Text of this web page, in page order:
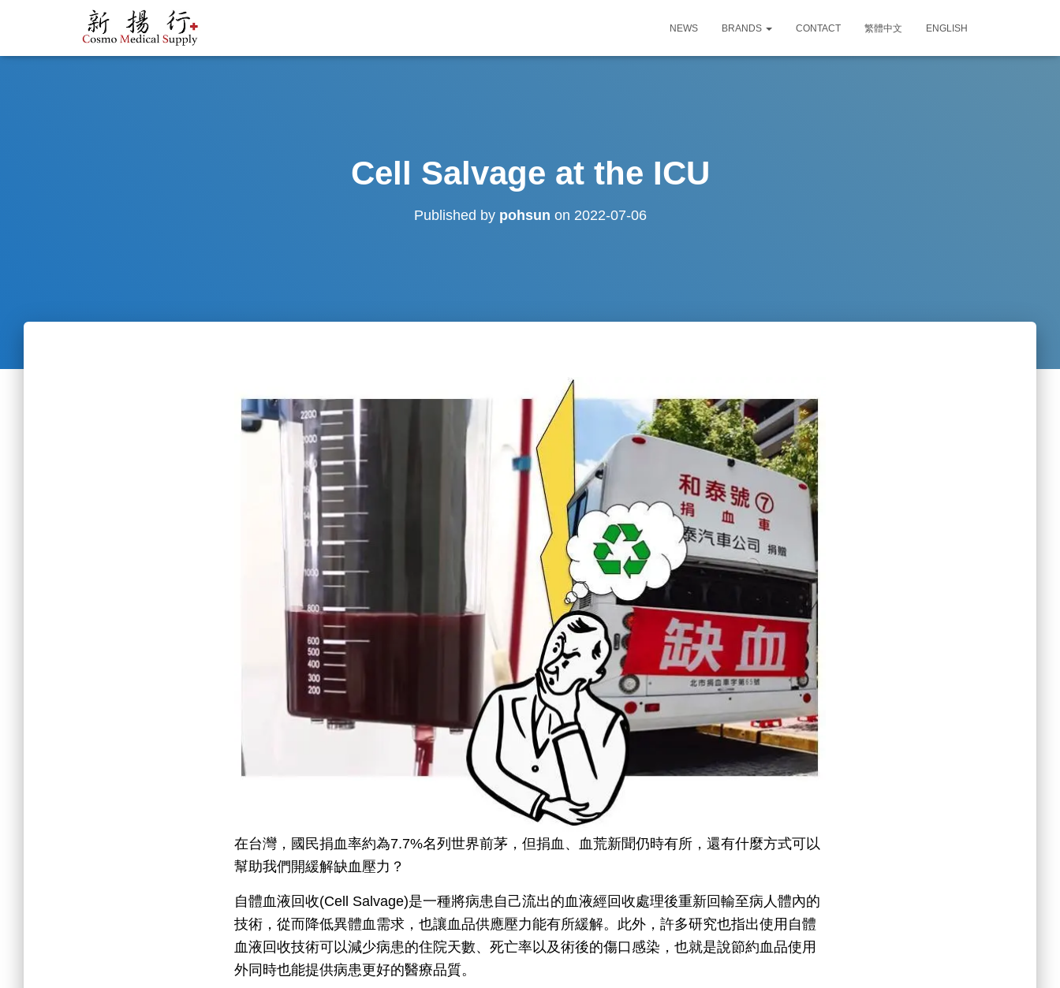
NEWS BRANDS CONTACT 繁體中文 ENGLISH
Cell Salvage at the ICU
Published by pohsun on 2022-07-06
在台灣，國民捐血率約為7.7%名列世界前茅，但捐血、血荒新聞仍時有所，還有什麼方式可以
幫助我們開緩解缺血壓力？
自體血液回收(Cell Salvage)是一種將病患自己流出的血液經回收處理後重新回輸至病人體內的
技術，從而降低異體血需求，也讓血品供應壓力能有所緩解。此外，許多研究也指出使用自體
血液回收技術可以減少病患的住院天數、死亡率以及術後的傷口感染，也就是說節約血品使用
外同時也能提供病患更好的醫療品質。